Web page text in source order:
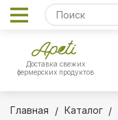
Доставка свежих
фермерских продуктов
Главная Каталог